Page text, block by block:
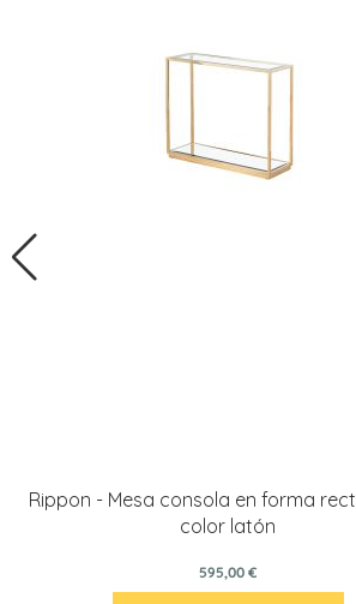
Rippon - Mesa consola en forma
color latón
595,00 €